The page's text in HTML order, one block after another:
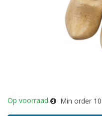
Op voorraad Min order 10